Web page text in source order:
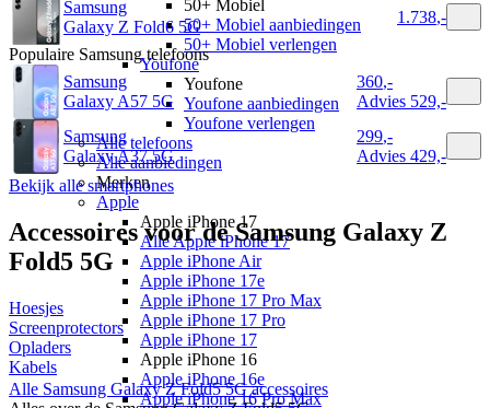
50+ Mobiel
50+ Mobiel aanbiedingen
50+ Mobiel verlengen
Youfone
Youfone
Youfone aanbiedingen
Youfone verlengen
Alle telefoons
Alle aanbiedingen
Merken
Apple
Apple iPhone 17
Alle Apple iPhone 17
Apple iPhone Air
Apple iPhone 17e
Apple iPhone 17 Pro Max
Apple iPhone 17 Pro
Apple iPhone 17
Apple iPhone 16
Apple iPhone 16e
Apple iPhone 16 Pro Max
Samsung
Galaxy Z Fold6 5G
1.738,-
Populaire Samsungtelefoons
Samsung
Galaxy A57 5G
360,-
Advies 529,-
Samsung
Galaxy A37 5G
299,-
Advies 429,-
Bekijk alle smartphones
Accessoires voor deSamsung Galaxy Z
Fold5 5G
Hoesjes
Screenprotectors
Opladers
Kabels
Alle Samsung Galaxy Z Fold5 5Gaccessoires